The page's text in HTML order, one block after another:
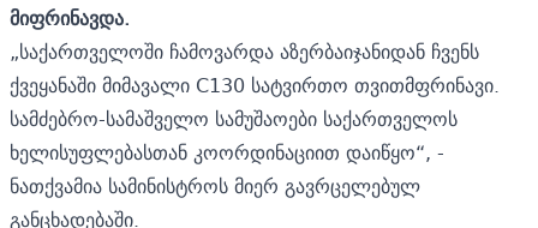
მიფრინავდა.
„საქართველოში ჩამოვარდა აზერბაიჯანიდან ჩვენს
ქვეყანაში მიმავალი C130 სატვირთო თვითმფრინავი.
სამძებრო-სამაშველო სამუშაოები საქართველოს
ხელისუფლებასთან კოორდინაციით დაიწყო“, -
ნათქვამია სამინისტროს მიერ გავრცელებულ
განცხადებაში.